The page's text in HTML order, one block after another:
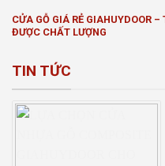
CỬA GỖ GIÁ RẺ GIAHUYDOOR
ĐƯỢC CHẤT LƯỢNG
TIN TỨC